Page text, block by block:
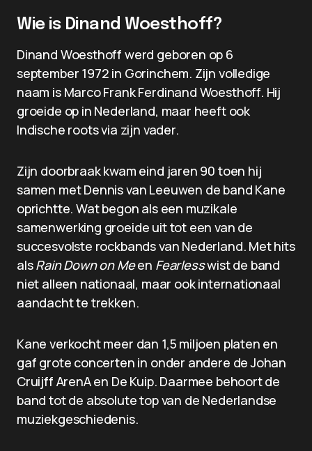
Wie is Dinand Woesthoff?
Dinand Woesthoff werd geboren op 6
september 1972 in Gorinchem. Zijn volledige
naam is Marco Frank Ferdinand Woesthoff. Hij
groeide op in Nederland, maar heeft ook
Indische roots via zijn vader.
Zijn doorbraak kwam eind jaren 90 toen hij
samen met Dennis van Leeuwen de band Kane
oprichtte. Wat begon als een muzikale
samenwerking groeide uit tot een van de
succesvolste rockbands van Nederland. Met hits
alsRain Down on Meen Fearlesswist de band
niet alleen nationaal, maar ook internationaal
aandacht te trekken.
Kane verkocht meer dan 1,5 miljoen platen en
gaf grote concerten in onder andere de Johan
Cruijff ArenA en De Kuip. Daarmee behoort de
band tot de absolute top van de Nederlandse
muziekgeschiedenis.